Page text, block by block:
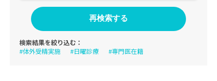
検索結果を絞り込む：
#体外受精実施
#日曜診療 #専門医在籍